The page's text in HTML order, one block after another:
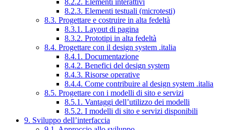
8.2.3. Elementi testuali (microtesti)
8.3. Progettare e costruire in alta fedeltà
8.3.1. Layout di pagina
8.3.2. Prototipi in alta fedeltà
8.4. Progettare con il design system .italia
8.4.1. Documentazione
8.4.2. Benefici del design system
8.4.3. Risorse operative
8.4.4. Come contribuire al design system .italia
8.5. Progettare con i modelli di sito e servizi
8.5.1. Vantaggi dell’utilizzo dei modelli
8.5.2. I modelli di sito e servizi disponibili
9. Sviluppo dell’interfaccia